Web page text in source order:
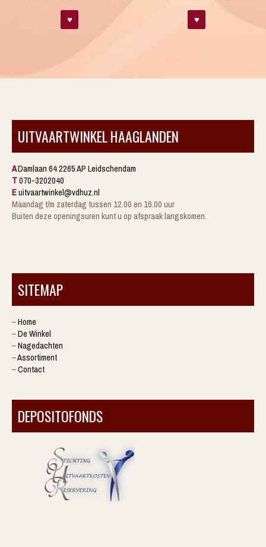
♥ ♥
UITVAARTWINKEL HAAGLANDEN
ADamlaan 64 2265 AP Leidschendam
T070-3202040
Euitvaartwinkel@vdhuz.nl
Maandag t/m zaterdag tussen 12.00 en 16.00 uur
Buiten deze openingsuren kunt u op afspraak langskomen.
SITEMAP
–Home
–De Winkel
–Nagedachten
–Assortiment
–Contact
DEPOSITOFONDS